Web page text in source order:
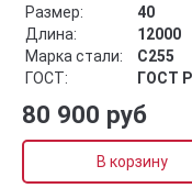
Размер:
40
Длина:
12000
Марка стали:
С255
ГОСТ:
ГОСТ
80 900 руб
В корзину